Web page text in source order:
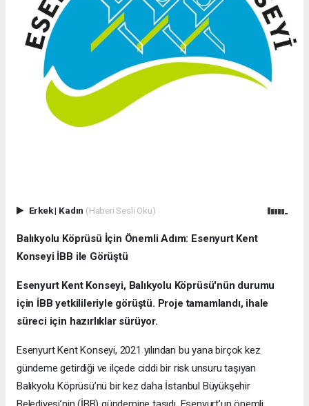
Erkek| Kadın (Haberi Sesli Oku)
Balıkyolu Köprüsü İçin Önemli Adım: Esenyurt Kent
Konseyi İBB ile Görüştü
Esenyurt Kent Konseyi, Balıkyolu Köprüsü'nün durumu
için İBB yetkilileriyle görüştü. Proje tamamlandı, ihale
süreci için hazırlıklar sürüyor.
Esenyurt Kent Konseyi, 2021 yılından bu yana birçok kez
gündeme getirdiği ve ilçede ciddi bir risk unsuru taşıyan
Balıkyolu Köprüsü’nü bir kez daha İstanbul Büyükşehir